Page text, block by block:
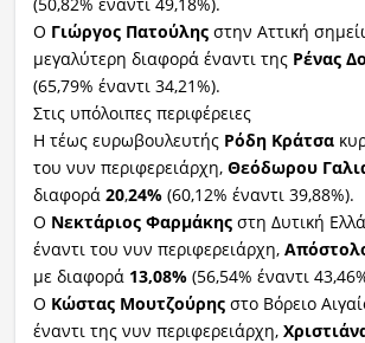
Ο Γιώργος Πατούληςστην Αττική
μεγαλύτερη διαφορά έναντι τηςΡένας
(65,79% έναντι 34,21%).
Στις υπόλοιπες περιφέρειες
Η τέως ευρωβουλευτής Ρόδη Κράτσα
του νυν περιφερειάρχη, Θεόδωρου
διαφορά 20,24%(60,12% έναντι 39,88%).
Ο Νεκτάριος Φαρμάκηςστη Δυτική
έναντι του νυν περιφερειάρχη,
με διαφορά 13,08%(56,54% έναντι
Ο Κώστας Μουτζούρηςστο Βόρειο
έναντι της νυν περιφερειάρχη,